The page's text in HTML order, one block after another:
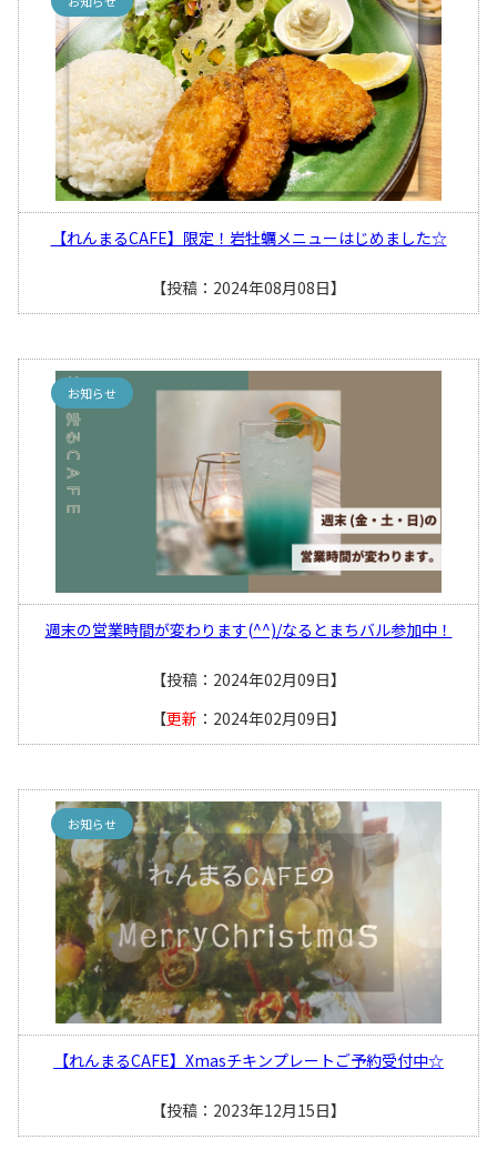
【れんまるCAFE】限定！岩牡蠣メニューはじめました☆
【投稿：2024年08月08日】
お知らせ
週末の営業時間が変わります(^^)/なるとまちバル参加中！
【投稿：2024年02月09日】
【更新 ：2024年02月09日】
お知らせ
【れんまるCAFE】Xmasチキンプレートご予約受付中☆
【投稿：2023年12月15日】